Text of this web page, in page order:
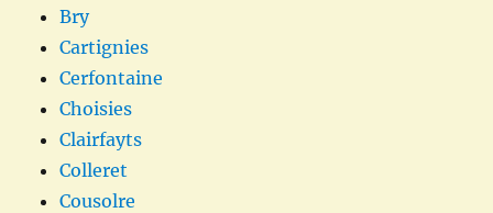
Bry
Cartignies
Cerfontaine
Choisies
Clairfayts
Colleret
Cousolre